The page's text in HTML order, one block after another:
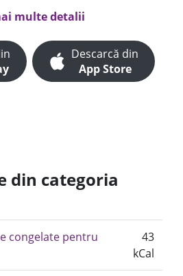
multe detalii
Descarcă din
App Store
din categoria
congelate pentru
43
kCal